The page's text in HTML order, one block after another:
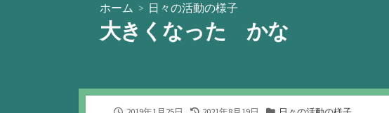
ホーム > 日々の活動の様子
大きくなった かな
公
最
カ